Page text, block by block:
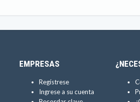
EMPRESAS
Regístrese
Ingrese a su cuenta